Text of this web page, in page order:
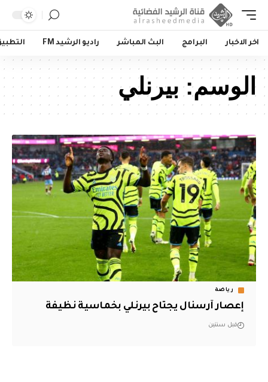
اخر الاخبار البرامج البث المباشر راديو الرشيد FM
الوسم:بيرنلي
رياضة
إعصار آرسنال يجتاح بيرنلي بخماسية نظيفة
قبل سنتين